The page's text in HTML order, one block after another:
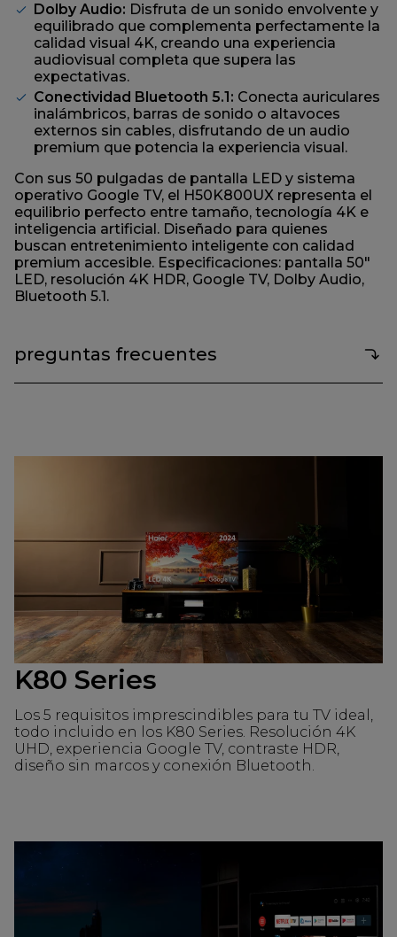
Dolby Audio: Disfruta de un sonido envolvente y
equilibrado que complementa perfectamente la
calidad visual 4K, creando una experiencia
audiovisual completa que supera las
expectativas.
Conectividad Bluetooth 5.1: Conecta auriculares
inalámbricos, barras de sonido o altavoces
externos sin cables, disfrutando de un audio
premium que potencia la experiencia visual.
Con sus 50 pulgadas de pantalla LED y sistema
operativo Google TV, el H50K800UX representa el
equilibrio perfecto entre tamaño, tecnología 4K e
inteligencia artificial. Diseñado para quienes
buscan entretenimiento inteligente con calidad
premium accesible. Especificaciones: pantalla 50"
LED, resolución 4K HDR, Google TV, Dolby Audio,
Bluetooth 5.1.
preguntas frecuentes
K80 Series
Los 5 requisitos imprescindibles para tu TV ideal,
todo incluido en los K80 Series. Resolución 4K
UHD, experiencia Google TV, contraste HDR,
diseño sin marcos y conexión Bluetooth.